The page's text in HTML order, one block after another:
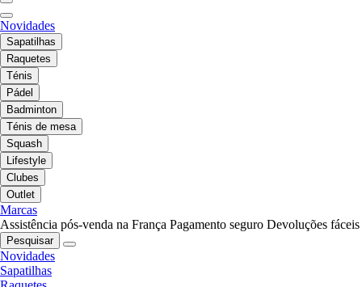
Novidades
Sapatilhas
Raquetes
Ténis
Pádel
Badminton
Ténis de mesa
Squash
Lifestyle
Clubes
Outlet
Marcas
Assistência pós-venda na França Pagamento seguro Devoluções fáceis
Pesquisar
Novidades
Sapatilhas